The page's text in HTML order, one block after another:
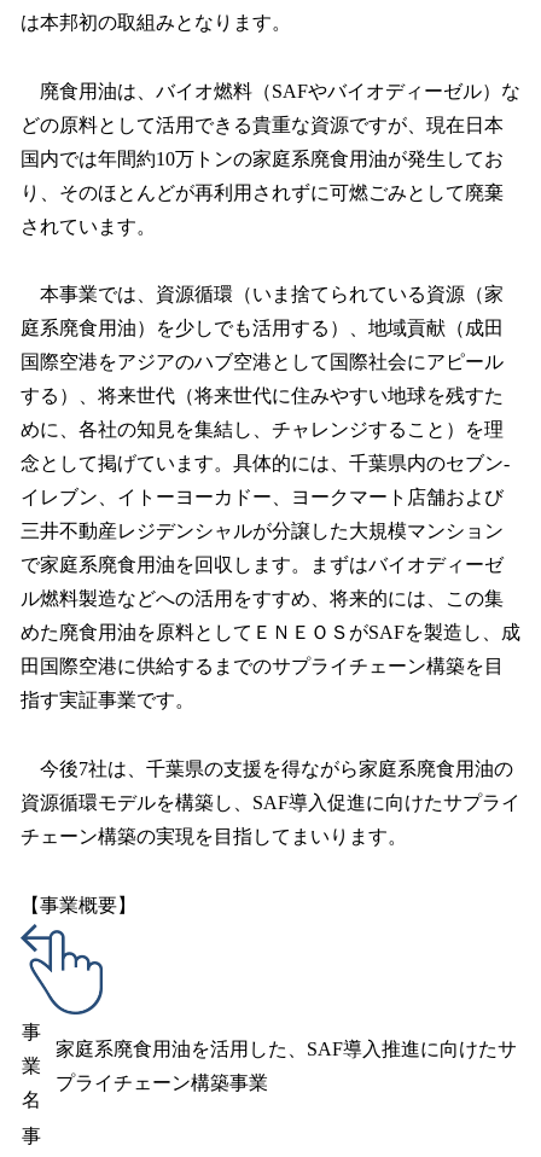
は本邦初の取組みとなります。
廃食用油は、バイオ燃料（SAFやバイオディーゼル）な
どの原料として活用できる貴重な資源ですが、現在日本
国内では年間約10万トンの家庭系廃食用油が発⽣してお
り、そのほとんどが再利用されずに可燃ごみとして廃棄
されています。
本事業では、資源循環（いま捨てられている資源（家
庭系廃食用油）を少しでも活用する）、地域貢献（成田
国際空港をアジアのハブ空港として国際社会にアピール
する）、将来世代（将来世代に住みやすい地球を残すた
めに、各社の知見を集結し、チャレンジすること）を理
念として掲げています。具体的には、千葉県内のセブン‐
イレブン、イトーヨーカドー、ヨークマート店舗および
三井不動産レジデンシャルが分譲した大規模マンション
で家庭系廃食用油を回収します。まずはバイオディーゼ
ル燃料製造などへの活用をすすめ、将来的には、この集
めた廃食用油を原料としてＥＮＥＯＳがSAFを製造し、成
田国際空港に供給するまでのサプライチェーン構築を目
指す実証事業です。
今後7社は、千葉県の支援を得ながら家庭系廃食用油の
資源循環モデルを構築し、SAF導入促進に向けたサプライ
チェーン構築の実現を目指してまいります。
【事業概要】
事
業
名
家庭系廃食用油を活用した、SAF導入推進に向けたサ
プライチェーン構築事業
事